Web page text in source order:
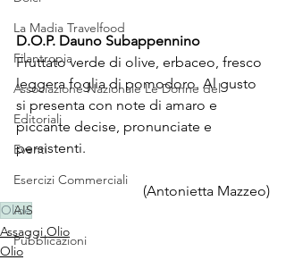
La Madia Travelfood
Filantropia
Associazione Nazionale Le Donne del
Editoriali
Eventi
Esercizi Commerciali
AIS
Pubblicazioni
D.O.P. Dauno Subappennino
Fruttato verde di olive, erbaceo, fresco
leggera foglia di pomodoro. Al gusto
si presenta con note di amaro e
piccante decise, pronunciate e
persistenti.
(Antonietta Mazzeo)
Olioè
Assaggi Olio
Olio